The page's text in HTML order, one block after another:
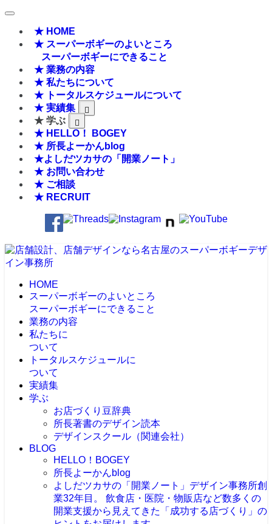
★ HOME
★ スーパーボギーのよいところ
スーパーボギーにできること
★ 業務の内容
★ 私たちについて
★ トータルスケジュールについて
★ 実績集
★ 学ぶ
★ HELLO！ BOGEY
★ 所長よーかんblog
★よしだツカサの「開業ノート」
★ お問い合わせ
★ ご相談
★ RECRUIT
HOME
スーパーボギーのよいところ
スーパーボギーにできること
業務の内容
私たちに
ついて
トータルスケジュールに
ついて
実績集
学ぶ
お店づくり豆辞典
所長著書のデザイン読本
デザインスクール（関連会社）
BLOG
HELLO！BOGEY
所長よーかんblog
よしだツカサの「開業ノート」 デザイン事務所創
業32年目。 飲食店・医院・物販店など数多くの
開業支援から見えてきた「成功する店づくり」の